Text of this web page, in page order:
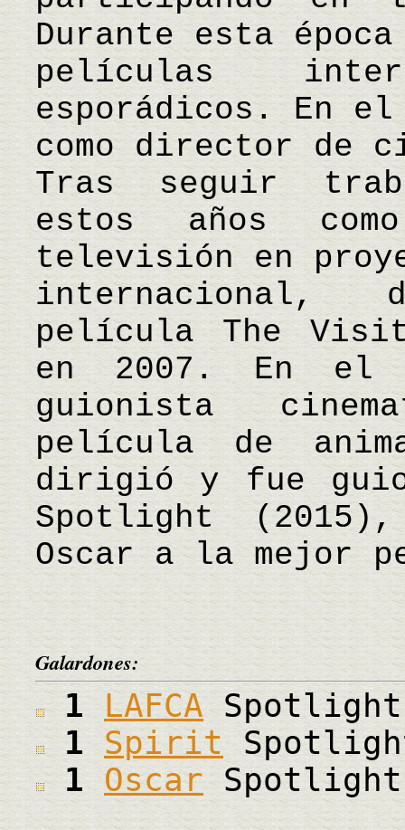
Durante esta
películas
esporádicos. En
como director de
Tras seguir
estos años
televisión en
internacional,
película The
en 2007. En el
guionista
película de
dirigió y fue
Spotlight
Oscar a la mejor
Galardones:
1LAFCA
1Spirit
1Oscar